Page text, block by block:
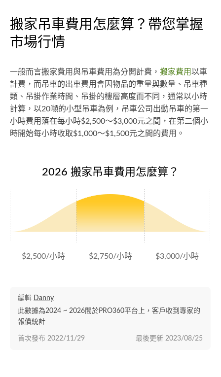
搬家吊車費用怎麼算？帶您掌握
市場行情
一般而言搬家費用與吊車費用為分開計費， 搬家費用以車
計費，而吊車的出車費用會因物品的重量與數量、吊車種
類、吊掛作業時間、吊掛的樓層高度而不同，通常以小時
計算，以20噸的小型吊車為例，吊車公司出動吊車的第一
小時費用落在每小時$2,500～$3,000元之間，在第二個小
時開始每小時收取$1,000～$1,500元之間的費用。
2026 搬家吊車費用怎麼算？
$2,500/小時 $2,750/小時 $3,000/小時
編輯 Danny
此數據為2024 ~ 2026間於PRO360平台上，客戶收到專家的
報價統計
最後更新 2023/08/25
首次發布 2022/11/29